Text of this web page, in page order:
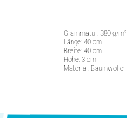
Grammatur: 380 g/m²
Länge: 40 cm
Breite: 40 cm
Höhe: 3 cm
Material: Baumwolle